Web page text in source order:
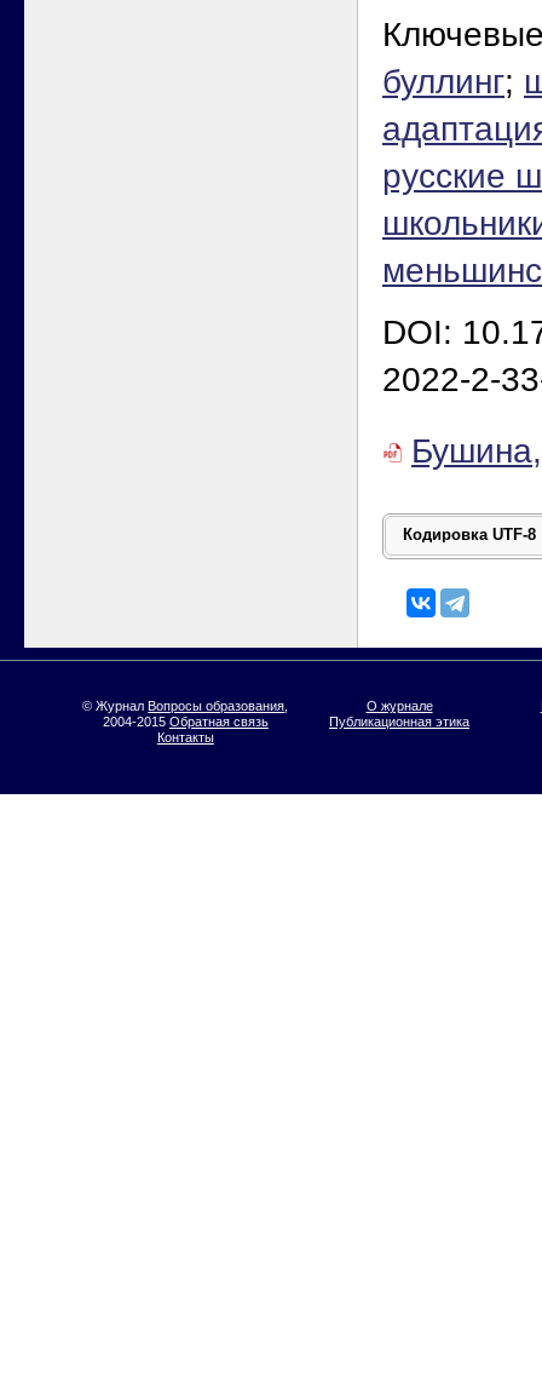
буллинг;
русские
DOI:
2022-2-
© ЖурналВопросы образования
2004-2015 Обратная связь
О журнале
Публикационная этика
Контакты